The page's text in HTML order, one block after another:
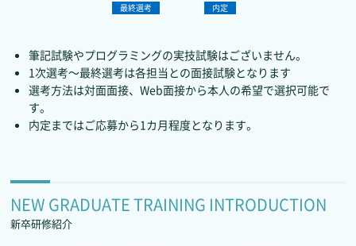
最終選考 内定
筆記試験やプログラミングの実技試験はございません。
1次選考～最終選考は各担当との面接試験となります
選考方法は対面面接、Web面接から本人の希望で選択可能で
す。
内定まではご応募から1カ月程度となります。
NEW GRADUATE TRAINING INTRODUCTION
新卒研修紹介